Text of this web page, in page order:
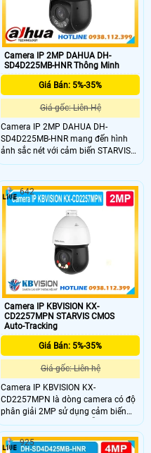
Camera IP 2MP DAHUA DH-
SD4D225MB-HNR Thông Minh
Giá Bán: 5%-35%
Giá gốc: Liên Hệ
Camera IP 2MP DAHUA DH-
SD4D225MB-HNR mang đến hình
ảnh sắc nét với cảm biến STARVIS
CMOS 1/2.8 inch độ phân giải 2MP
quang học 25x mạnh mẽ hỗ trợ
Starlight ghi hình rõ trong môi
trường ánh sáng yếu tầm xa hồng
ngoại 100m kết hợp ánh sáng ấm
50m chuẩn chống nước bụi IP67
cùng khả năng chống sét hiệu quả
Camera IP KBVISION KX-
CD2257MPN STARVIS CMOS
Auto-Tracking
Giá Bán: 5%-35%
Giá gốc: Liên hệ
Camera IP KBVISION KX-
CD2257MPN là dòng camera có độ
phân giải 2MP sử dụng cảm biến
STARVIS CMOS 1/2.8" hỗ trợ quay
quét 360° zoom quang 25X và công
nghệ Starlight cho hình ảnh sắc nét
642
925